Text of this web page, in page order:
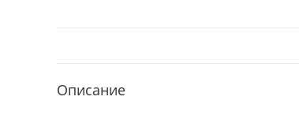
Описание